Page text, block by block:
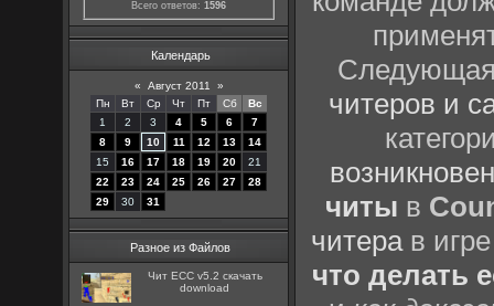
Всего ответов:1596
Календарь
« Август 2011
»
Пн
Вт Ср Чт Пт Сб
Вс
1
2 3 4 5 6
7
8
9 10 11 12 13
14
15
16 17 18 19 20
21
22
23 24 25 26 27
28
29
30 31
Разное из Файлов
Чит ECC v5.2 скачать
download
Следующая
читеров и
читы в
читерав
что делать